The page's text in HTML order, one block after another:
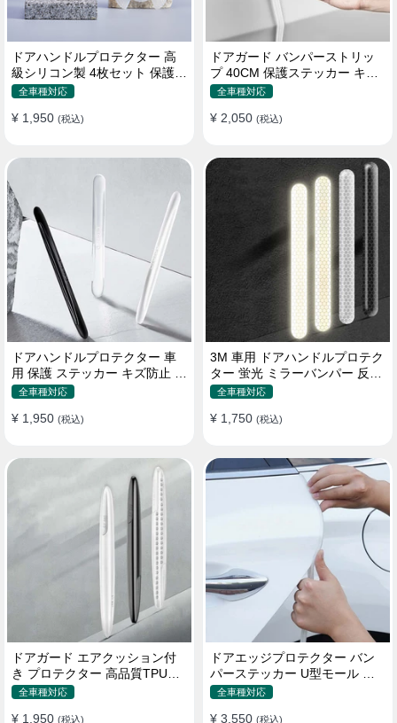
ドアハンドルプロテクター 高
級シリコン製 4枚セット 保護フ
ィルム キズ防止 全車種
全車種対応
¥ 1,950 (税込)
ドアガード バンパーストリッ
プ 40CM 保護ステッカー キズ
防止 プロテクターシール
全車種対応
¥ 2,050 (税込)
ドアハンドルプロテクター 車
用 保護 ステッカー キズ防止 高
品質TPU製 4枚セット
全車種対応
¥ 1,950 (税込)
3M 車用 ドアハンドルプロテク
ター 蛍光 ミラーバンパー 反射
ステッカー 保護フィルム
全車種対応
¥ 1,750 (税込)
ドアガード エアクッション付
き プロテクター 高品質TPU製
キズ防止 取り付け簡単
全車種対応
¥ 1,950 (税込)
ドアエッジプロテクター バン
パーステッカー U型モール キ
ズ防止 取り付け簡単 騒音低減
全車種対応
¥ 3,550 (税込)